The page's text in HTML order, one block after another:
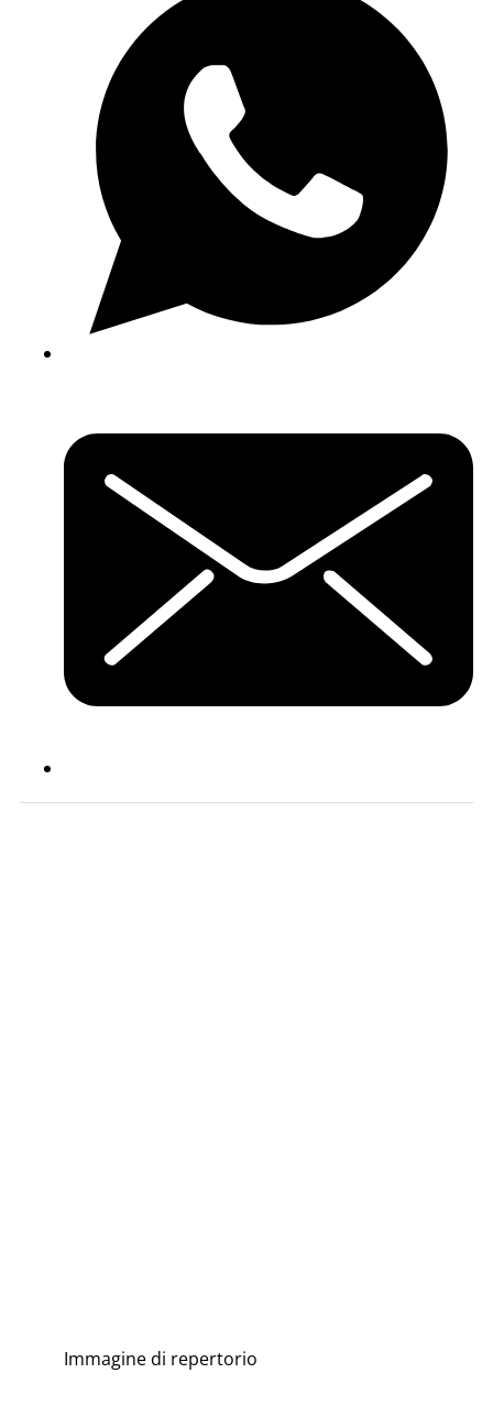
Immagine di repertorio